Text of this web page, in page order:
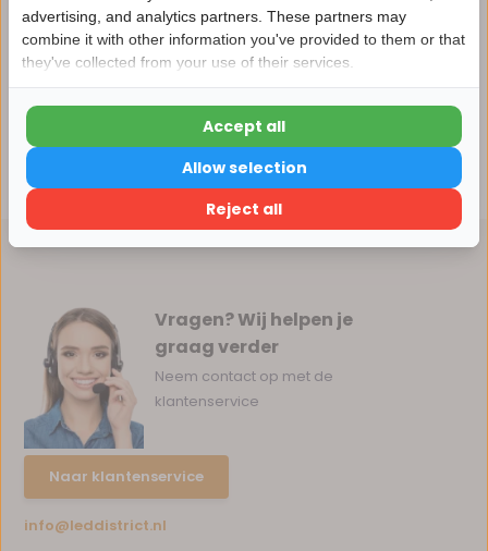
Specificaties
Reviews
Delen
Vragen? Wij helpen je
graag verder
Neem contact op met de
klantenservice
Naar klantenservice
info@leddistrict.nl
Nu 15% korting
15korting
15% korting
Verder winkelen
advertising, and analytics partners. These partners may
combine it with other information you've provided to them or that
they've collected from your use of their services.
Reject all
Allow selection
Accept all